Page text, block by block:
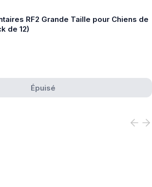
RF2 Grande Taille pour Chiens de
de 12)
$35.68
Épuisé